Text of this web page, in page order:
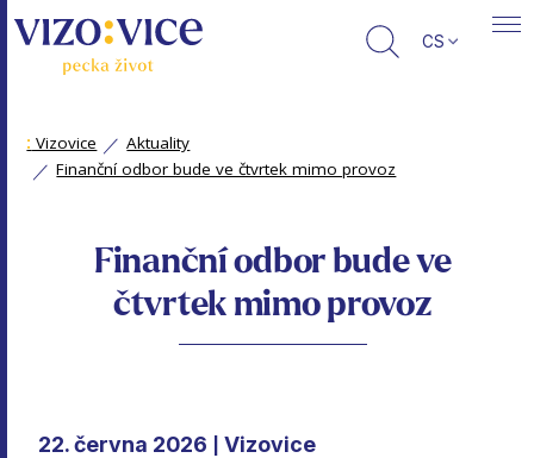
CS
: Vizovice
Aktuality
Finanční odbor bude ve čtvrtek mimo provoz
Finanční odbor bude ve
čtvrtek mimo provoz
22. června 2026 Vizovice